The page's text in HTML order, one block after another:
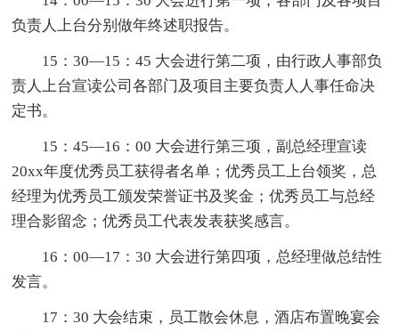
负责人上台分别做年终述职报告。
15：30—15：45 大会进行第二项，由行政人事部负
责人上台宣读公司各部门及项目主要负责人人事任命决
定书。
15：45—16：00 大会进行第三项，副总经理宣读
20xx年度优秀员工获得者名单；优秀员工上台领奖，总
经理为优秀员工颁发荣誉证书及奖金；优秀员工与总经
理合影留念；优秀员工代表发表获奖感言。
16：00—17：30 大会进行第四项，总经理做总结性
发言。
17：30 大会结束，员工散会休息，酒店布置晚宴会